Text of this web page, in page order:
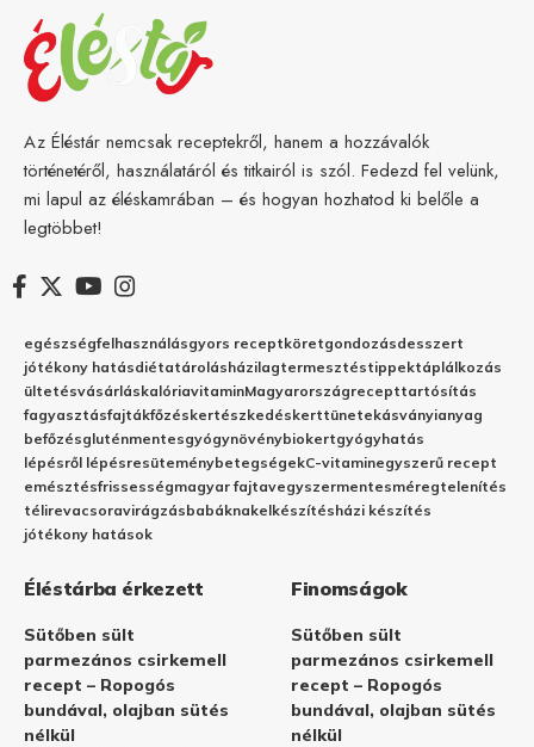
Az Éléstár nemcsak receptekről, hanem a hozzávalók
történetéről, használatáról és titkairól is szól. Fedezd fel velünk,
mi lapul az éléskamrában – és hogyan hozhatod ki belőle a
legtöbbet!
egészségfelhasználásgyors receptköretgondozásdesszert
jótékony hatásdiétatárolásházilagtermesztéstippektáplálkozás
ültetésvásárláskalóriavitaminMagyarországrecepttartósítás
fagyasztásfajtákfőzéskertészkedéskerttünetekásványianyag
befőzésgluténmentesgyógynövénybiokertgyógyhatás
lépésről lépésresüteménybetegségekC-vitaminegyszerű recept
emésztésfrissességmagyar fajtavegyszermentesméregtelenítés
télirevacsoravirágzásbabáknakelkészítésházi készítés
jótékony hatások
Éléstárba érkezett
Sütőben sült
parmezános csirkemell
recept – Ropogós
bundával, olajban sütés
nélkül
Finomságok
Sütőben sült
parmezános csirkemell
recept – Ropogós
bundával, olajban sütés
nélkül